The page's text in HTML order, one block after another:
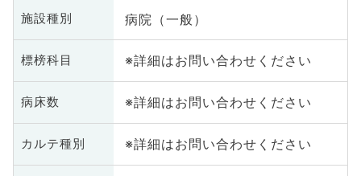
施設種別 病院（一般）
標榜科目 ※詳細はお問い合わせください
病床数 ※詳細はお問い合わせください
カルテ種別 ※詳細はお問い合わせください